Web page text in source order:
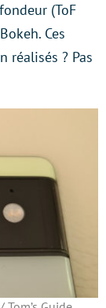
(ToF
Ces
réalisés ? Pas